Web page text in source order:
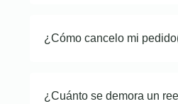
¿Cómo cancelo mi
¿Cuánto se demora un